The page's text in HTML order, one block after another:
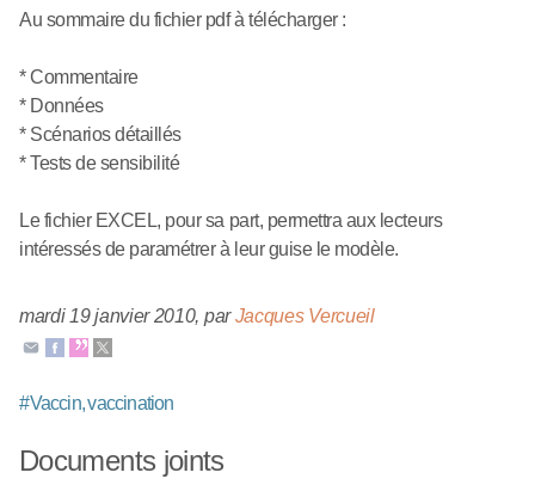
Au sommaire du fichier pdf à télécharger :
* Commentaire
* Données
* Scénarios détaillés
* Tests de sensibilité
Le fichier EXCEL, pour sa part, permettra aux lecteurs
intéressés de paramétrer à leur guise le modèle.
mardi 19 janvier 2010, parJacques Vercueil
#Vaccin, vaccination
Documents joints